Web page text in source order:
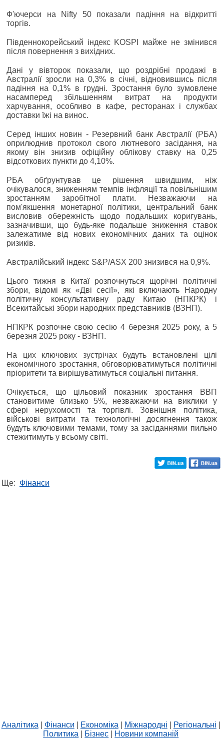
Ф'ючерси на Nifty 50 показали падіння на відкритті
торгів.
Південнокорейський індекс KOSPI майже не змінився
після повернення з вихідних.
Дані у вівторок показали, що роздрібні продажі в
Австралії зросли на 0,3% в січні, відновившись після
падіння на 0,1% в грудні. Зростання було зумовлене
насамперед збільшенням витрат на продукти
харчування, особливо в кафе, ресторанах і службах
доставки їжі на винос.
Серед інших новин - Резервний банк Австралії (РБА)
оприлюднив протокол свого лютневого засідання, на
якому він знизив офіційну облікову ставку на 0,25
відсоткових пункти до 4,10%.
РБА обґрунтував це рішення швидшим, ніж
очікувалося, зниженням темпів інфляції та повільнішим
зростанням заробітної плати. Незважаючи на
пом'якшення монетарної політики, центральний банк
висловив обережність щодо подальших коригувань,
зазначивши, що будь-яке подальше зниження ставок
залежатиме від нових економічних даних та оцінок
ризиків.
Австралійський індекс S&P/ASX 200 знизився на 0,9%.
Цього тижня в Китаї розпочнуться щорічні політичні
збори, відомі як «Дві сесії», які включають Народну
політичну консультативну раду Китаю (НПКРК) і
Всекитайські збори народних представників (ВЗНП).
НПКРК розпочне свою сесію 4 березня 2025 року, а 5
березня 2025 року - ВЗНП.
На цих ключових зустрічах будуть встановлені цілі
економічного зростання, обговорюватимуться політичні
пріоритети та вирішуватимуться соціальні питання.
Очікується, що цільовий показник зростання ВВП
становитиме близько 5%, незважаючи на виклики у
сфері нерухомості та торгівлі. Зовнішня політика,
військові витрати та технологічні досягнення також
будуть ключовими темами, тому за засіданнями пильно
стежитимуть у всьому світі.
Ще: Фінанси
Аналітика Фінанси Економіка Міжнародні Регіональні
Политика
Бізнес Новини компаній